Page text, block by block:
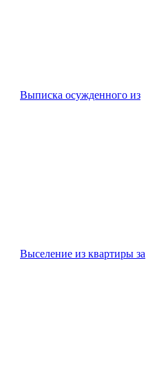
Выписка осужденного из
Выселение из квартиры за